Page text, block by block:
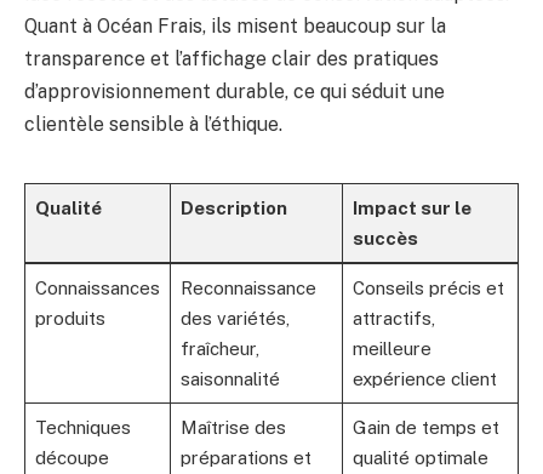
Quant à Océan Frais, ils misent beaucoup sur la
transparence et l’affichage clair des pratiques
d’approvisionnement durable, ce qui séduit une
clientèle sensible à l’éthique.
Qualité Description
Impact sur le
succès
Connaissances
produits
Reconnaissance
des variétés,
fraîcheur,
saisonnalité
Conseils précis et
attractifs,
meilleure
expérience client
Techniques
découpe
Maîtrise des
préparations et
Gain de temps et
qualité optimale